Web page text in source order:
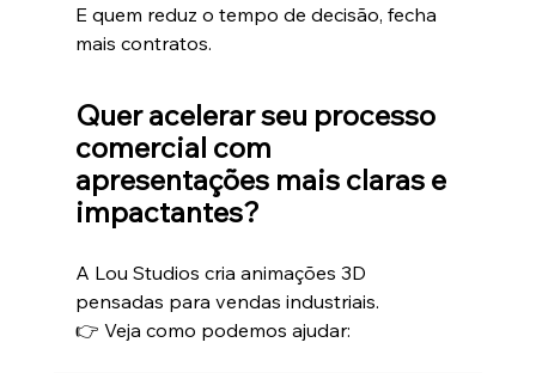
E quem reduz o tempo de decisão, fecha
mais contratos.
Quer acelerar seu processo
comercial com
apresentações mais claras e
impactantes?
A Lou Studios cria animações 3D
pensadas para vendas industriais.
👉 Veja como podemos ajudar: